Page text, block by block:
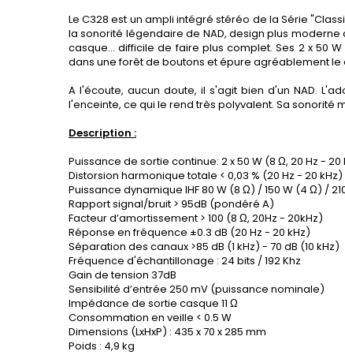
Le C328 est un ampli intégré stéréo de la Série
la sonorité légendaire de NAD, design plus
casque... difficile de faire plus complet. Ses 2 x 50
dans une forêt de boutons et épure agréablement le
A l'écoute, aucun doute, il s'agit bien d'un NAD.
l'enceinte, ce qui le rend très polyvalent. Sa
Description :
Puissance de sortie continue: 2 x 50 W (8 Ω, 20 Hz -
Distorsion harmonique totale < 0,03 % (20 Hz - 20 kHz)
Puissance dynamique IHF 80 W (8 Ω) / 150 W (4 Ω) /
Rapport signal/bruit > 95dB (pondéré A)
Facteur d’amortissement > 100 (8 Ω, 20Hz - 20kHz)
Réponse en fréquence ±0.3 dB (20 Hz - 20 kHz)
Séparation des canaux >85 dB (1 kHz) - 70 dB (10 kHz)
Fréquence d'échantillonage : 24 bits / 192 Khz
Gain de tension 37dB
Sensibilité d’entrée 250 mV (puissance nominale)
Impédance de sortie casque 11 Ω
Consommation en veille < 0.5 W
Dimensions (LxHxP) : 435 x 70 x 285 mm
Poids : 4,9 kg